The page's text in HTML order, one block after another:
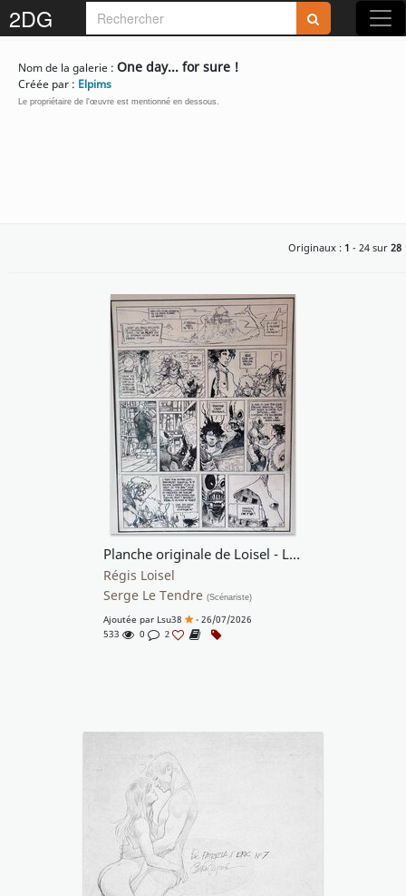
2DG Rejoignez-nous sur 2DG !
S'inscrire
Nom de la galerie : One day... for sure !
Créée par : Elpims
Le propriétaire de l'œuvre est mentionné en dessous.
Originaux : 1 - 24 sur 28
Planche originale de Loisel - La quête de l’oiseau du temps tome 4
Régis Loisel
Serge Le Tendre (Scénariste)
Ajoutée par Lsu38
- 26/07/2026
533
0 2